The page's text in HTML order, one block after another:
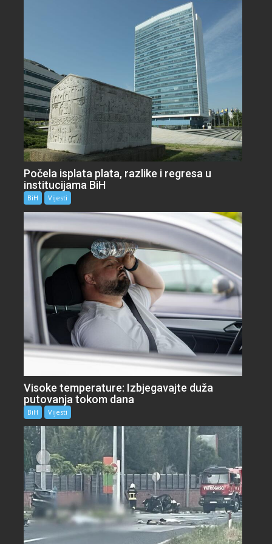
Počela isplata plata, razlike i regresa u
institucijama BiH
BiH Vijesti
Visoke temperature: Izbjegavajte duža
putovanja tokom dana
BiH Vijesti